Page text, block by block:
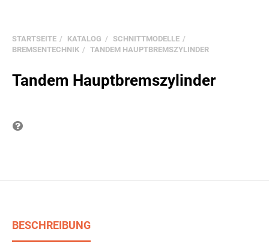
STARTSEITE KATALOG
SCHNITTMODELLE
BREMSENTECHNIK
TANDEM HAUPTBREMSZYLINDER
Tandem Hauptbremszylinder
BESCHREIBUNG